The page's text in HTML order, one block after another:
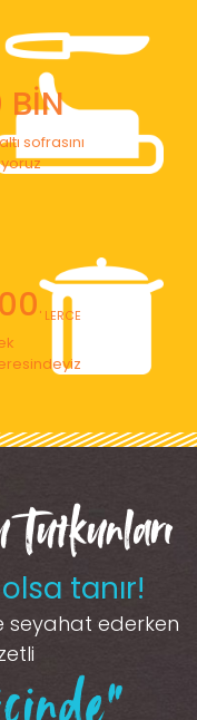
BİN
sofrasını
' LERCE
tanır!
seyahat ederken